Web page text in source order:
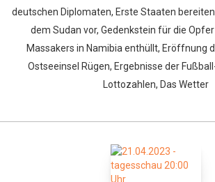
deutschen Diplomaten, Erste Staaten
dem Sudan vor, Gedenkstein für die
Massakers in Namibia enthüllt, Eröffnung
Ostseeinsel Rügen, Ergebnisse der
Lottozahlen, Das Wetter